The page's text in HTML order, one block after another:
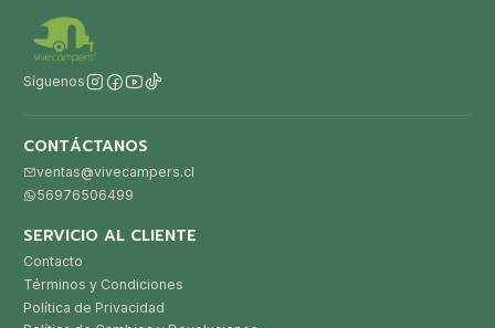
Síguenos
CONTÁCTANOS
ventas@vivecampers.cl
56976506499
SERVICIO AL CLIENTE
Contacto
Términos y Condiciones
Política de Privacidad